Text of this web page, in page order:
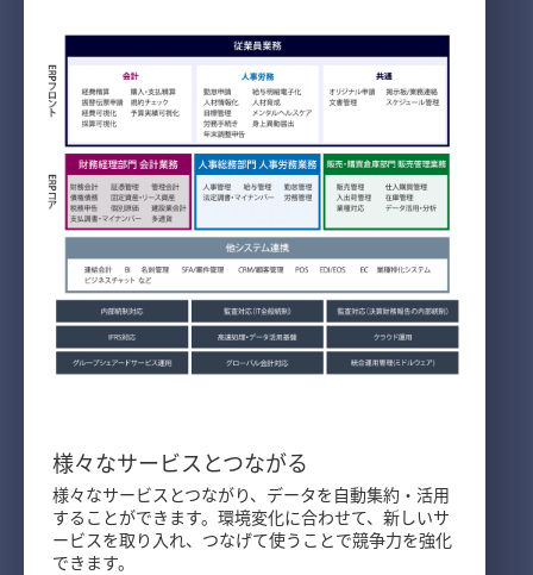
様々なサービスとつながる
様々なサービスとつながり、データを自動集約・活用
することができます。環境変化に合わせて、新しいサ
ービスを取り入れ、つなげて使うことで競争力を強化
できます。